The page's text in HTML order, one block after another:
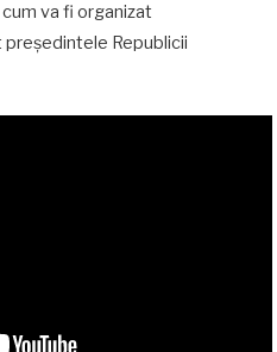
va fi organizat
președintele Republicii